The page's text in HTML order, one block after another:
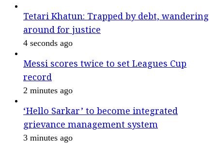
Tetari Khatun: Trapped by debt, wandering
around for justice
4 seconds ago
Messi scores twice to set Leagues Cup
record
2 minutes ago
‘Hello Sarkar’ to become integrated
grievance management system
3 minutes ago